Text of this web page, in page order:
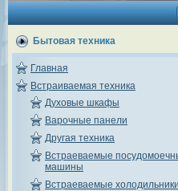
Бытовая техника
Главная
Встраиваемая техника
Духовые шкафы
Варочные панели
Другая техника
Встраеваемые
машины
Встраеваемые холодильники